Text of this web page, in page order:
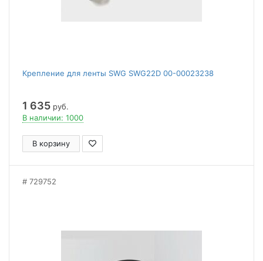
Крепление для ленты SWG SWG22D 00-00023238
1 635 руб.
В наличии: 1000
В корзину
729752